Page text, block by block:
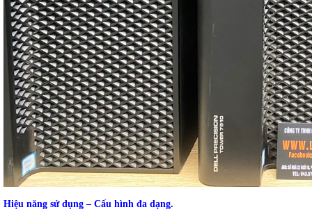
Hiệu năng sử dụng – Cấu hình đa dạng.